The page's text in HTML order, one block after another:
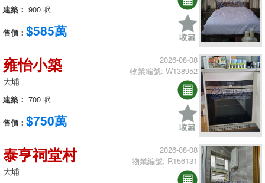
建築： 900 呎
售價： $585萬
雍怡小築
大埔
建築： 700 呎
售價： $750萬
2026-08-08
物業編號: W138952
泰亨祠堂村
大埔
2026-08-08
物業編號: R156131